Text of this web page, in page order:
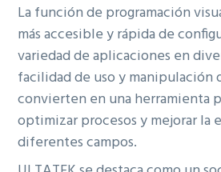
La función de programación
más accesible y rápida de
variedad de aplicaciones en
facilidad de uso y manipulación
convierten en una herramienta
optimizar procesos y mejorar la
diferentes campos.